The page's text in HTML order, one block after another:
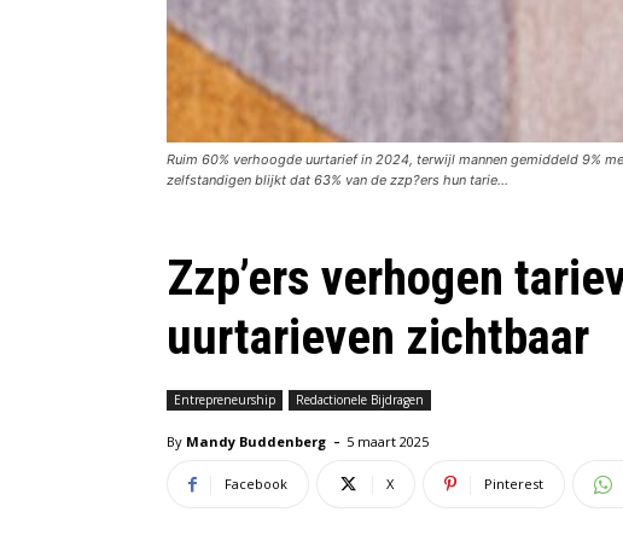
Ruim 60% verhoogde uurtarief in 2024, terwijl mannen gemiddeld 9%
zelfstandigen blijkt dat 63% van de zzp?ers hun tarie...
Zzp’ers verhogen
uurtarieven zichtbaar
Entrepreneurship Redactionele Bijdragen
By Mandy Buddenberg - 5 maart 2025
Facebook X Pinterest